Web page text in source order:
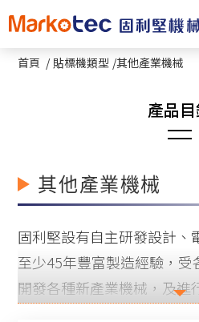
首頁 貼標機類型 其他產業機械
圓瓶貼標機系列
熱熔膠圓瓶及方瓶貼標機
立式星盤圓瓶貼標機系列
臥滾式小圓瓶貼標機系列
其他產業機械
固利堅設有自主研發設計、
至少45年豐富製造經驗，
開發各種新產業機械，及進
Cookie管理面板